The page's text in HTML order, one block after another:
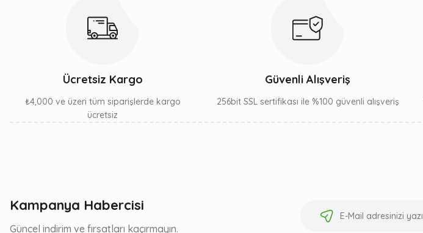
Ücretsiz Kargo
₺4,000 ve üzeri tüm siparişlerde kargo
ücretsiz
Güvenli Alışveriş
256bit SSL sertifikası ile %100 güvenli alışveriş
Kampanya Habercisi
Güncel indirim ve fırsatları kaçırmayın.